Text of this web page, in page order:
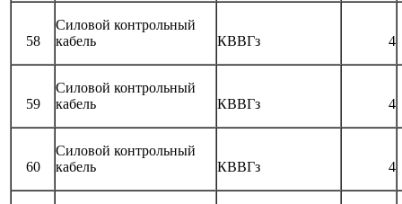
58
Силовой контрольный
кабель
КВВГз 4
59
Силовой контрольный
кабель
КВВГз 4
60
Силовой контрольный
кабель
КВВГз 4